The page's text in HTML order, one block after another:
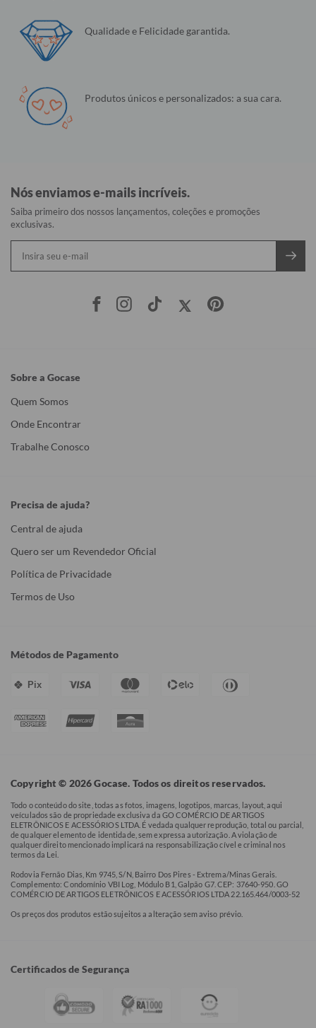
Qualidade e Felicidade garantida.
Produtos únicos e personalizados: a sua cara.
Nós enviamos e-mails incríveis.
Saiba primeiro dos nossos lançamentos, coleções e promoções
exclusivas.
Sobre a Gocase
Quem Somos
Onde Encontrar
Trabalhe Conosco
Precisa de ajuda?
Central de ajuda
Quero ser um Revendedor Oficial
Política de Privacidade
Termos de Uso
Métodos de Pagamento
Pix
Copyright © 2026 Gocase. Todos os direitos reservados.
Todo o conteúdo do site, todas as fotos, imagens, logotipos, marcas, layout, aqui
veículados são de propriedade exclusiva da GO COMÉRCIO DE ARTIGOS
ELETRÔNICOS E ACESSÓRIOS LTDA. É vedada qualquer reprodução, total ou parcial,
de qualquer elemento de identidade, sem expressa autorização. A violação de
qualquer direito mencionado implicará na responsabilização cível e criminal nos
termos da Lei.
Rodovia Fernão Dias, Km 9745, S/N, Bairro Dos Pires - Extrema/Minas Gerais.
Complemento: Condomínio VBI Log, Módulo B1, Galpão G7. CEP: 37640-950. GO
COMÉRCIO DE ARTIGOS ELETRÔNICOS E ACESSÓRIOS LTDA 22.165.464/0003-52
Os preços dos produtos estão sujeitos a alteração sem aviso prévio.
Certificados de Segurança